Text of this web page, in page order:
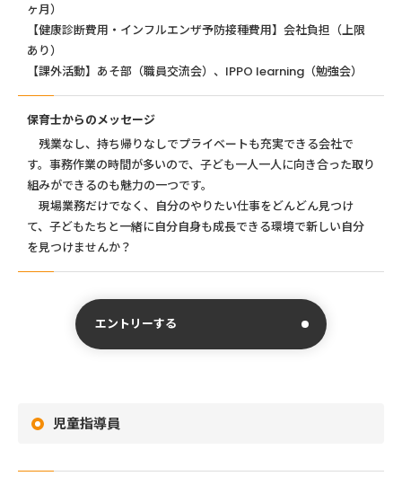
ヶ月）
【健康診断費用・インフルエンザ予防接種費用】会社負担（上限
あり）
【課外活動】あそ部（職員交流会）、IPPO learning（勉強会）
保育士からのメッセージ
残業なし、持ち帰りなしでプライベートも充実できる会社で
す。事務作業の時間が多いので、子ども一人一人に向き合った取り
組みができるのも魅力の一つです。
現場業務だけでなく、自分のやりたい仕事をどんどん見つけ
て、子どもたちと一緒に自分自身も成長できる環境で新しい自分
を見つけませんか？
エントリーする
児童指導員